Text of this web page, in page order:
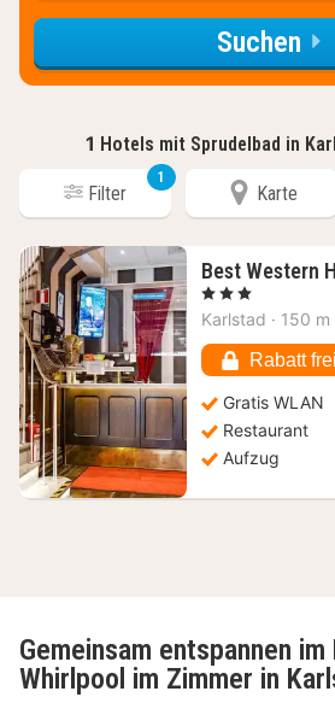
Suchen
1 Hotels mit Sprudelbad in
Filter
1
Karte
Best Western
1
Nacht
169,71
€
, 3 Sterne
Karlstad · 150
Rabatt
Gratis WLAN
Restaurant
Aufzug
Gemeinsam entspannen
Whirlpool im Zimmer in